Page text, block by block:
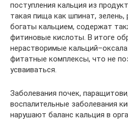
поступления кальция из
такая пища как шпинат, зелень,
богаты кальцием, содержат
фитиновые кислоты. В итоге
нерастворимые
фитатные комплексы, что не
усваиваться.
Заболевания почек,
воспалительные заболевания
нарушают баланс кальция в